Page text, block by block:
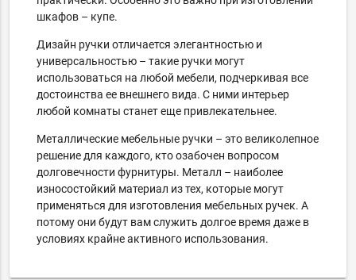
шкафов – купе.
Дизайн ручки отличается элегантностью и
универсальностью – такие ручки могут
использоваться на любой мебели, подчеркивая все
достоинства ее внешнего вида. С ними интерьер
любой комнаты станет еще привлекательнее.
Металлические мебельные ручки – это великолепное
решение для каждого, кто озабочен вопросом
долговечности фурнитуры. Металл – наиболее
износостойкий материал из тех, которые могут
применяться для изготовления мебельных ручек. А
потому они будут вам служить долгое время даже в
условиях крайне активного использования.